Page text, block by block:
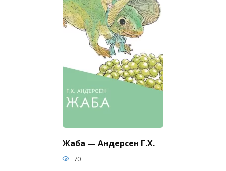
Жаба — Андерсен Г.Х.
70